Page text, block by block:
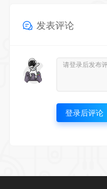
发表评论
登录后评论